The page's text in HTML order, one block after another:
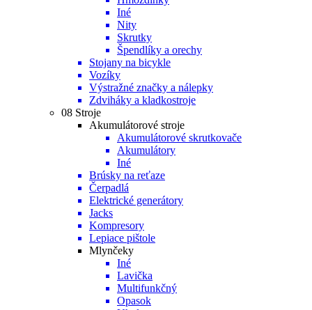
Iné
Nity
Skrutky
Špendlíky a orechy
Stojany na bicykle
Vozíky
Výstražné značky a nálepky
Zdviháky a kladkostroje
08 Stroje
Akumulátorové stroje
Akumulátorové skrutkovače
Akumulátory
Iné
Brúsky na reťaze
Čerpadlá
Elektrické generátory
Jacks
Kompresory
Lepiace pištole
Mlynčeky
Iné
Lavička
Multifunkčný
Opasok